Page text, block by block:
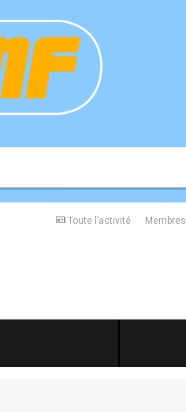
Toute l’activité Membres